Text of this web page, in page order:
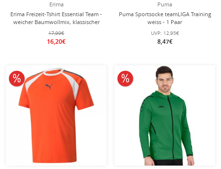
Erima
Erima Freizeit-Tshirt Essential Team -
weicher Baumwollmix, klassischer
Schnitt - rot/grau Herren
17,99€
16,20€
Puma
Puma Sportsocke teamLIGA Training
weiss - 1 Paar
UVP: 12,95€
8,47€
10% reduziert 10% reduziert